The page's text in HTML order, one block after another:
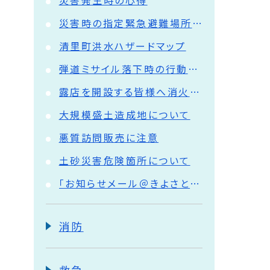
災害時の指定緊急避難場所と指定避難所
清里町洪水ハザードマップ
弾道ミサイル落下時の行動について
露店を開設する皆様へ消火器準備のお願い
大規模盛土造成地について
悪質訪問販売に注意
土砂災害危険箇所について
「お知らせメール＠きよさと」をご利用ください
消防